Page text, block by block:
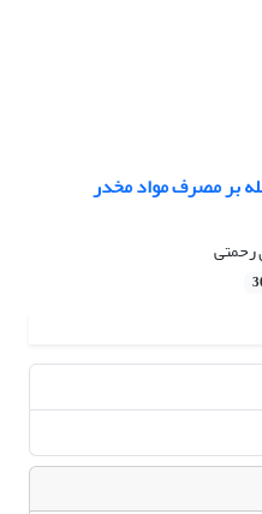
بر مصرف مواد مخدر
رحمتی